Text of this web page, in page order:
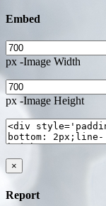
Embed
px -Image Width
px -Image Height
×
Report